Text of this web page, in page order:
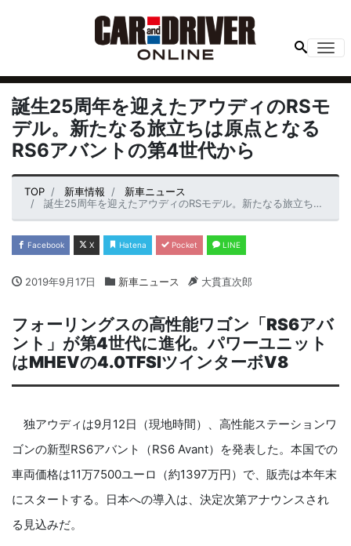
誕生25周年を迎えたアウディのRSモ
デル。新たなる旅立ちは原点となる
RS6アバントの第4世代から
TOP 新車情報
新車ニュース
誕生25周年を迎えたアウディのRSモデル。新たなる旅立ちは原点となるRS6アバントの第4世代から
Facebook X Hatena Pocket LINE
2019年9月17日 新車ニュース 大貫直次郎
フォーリングスの高性能ワゴン「RS6アバ
ント」が第4世代に進化。パワーユニット
はMHEVの4.0TFSIツインターボV8
独アウディは9月12日（現地時間）、高性能ステーションワ
ゴンの新型RS6アバント（RS6 Avant）を発表した。本国での
車両価格は11万7500ユーロ（約1397万円）で、販売は本年末
にスタートする。日本への導入は、決定次第アナウンスされ
る見込みだ。